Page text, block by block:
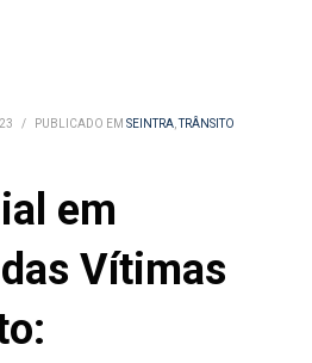
/ PUBLICADO EM SEINTRA,TRÂNSITO
em
Vítimas